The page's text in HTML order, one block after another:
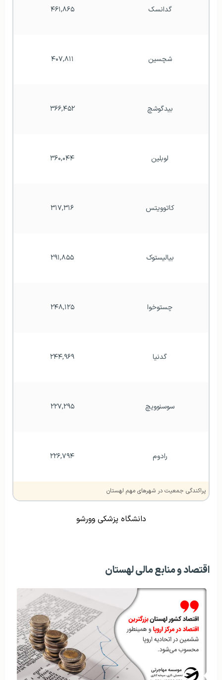
گدانسک ۴۶۱,۸۶۵
شچسین ۴۰۷,۸۱۱
بیدگوشچ ۳۶۶,۴۵۲
لوبلین ۳۶۰,۰۴۴
کاتوویتس ۳۱۷,۳۱۶
بیالیستوک ۲۹۱,۸۵۵
چستوخوا ۲۴۸,۱۲۵
گدنیا ۲۴۴,۹۶۹
سوسنوویچ ۲۲۷,۲۹۵
رادوم ۲۲۶,۷۹۴
پراکندگی جمعیت در شهرهای مهم لهستان
دانشگاه پزشکی وورشو
اقتصاد و منابع مالی لهستان